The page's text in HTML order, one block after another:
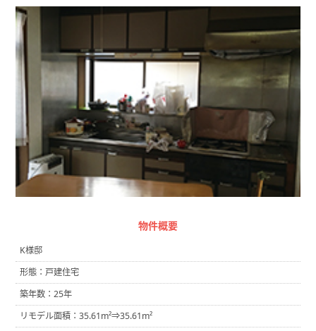
物件概要
K様邸
形態：戸建住宅
築年数：25年
リモデル面積：35.61m²⇒35.61m²